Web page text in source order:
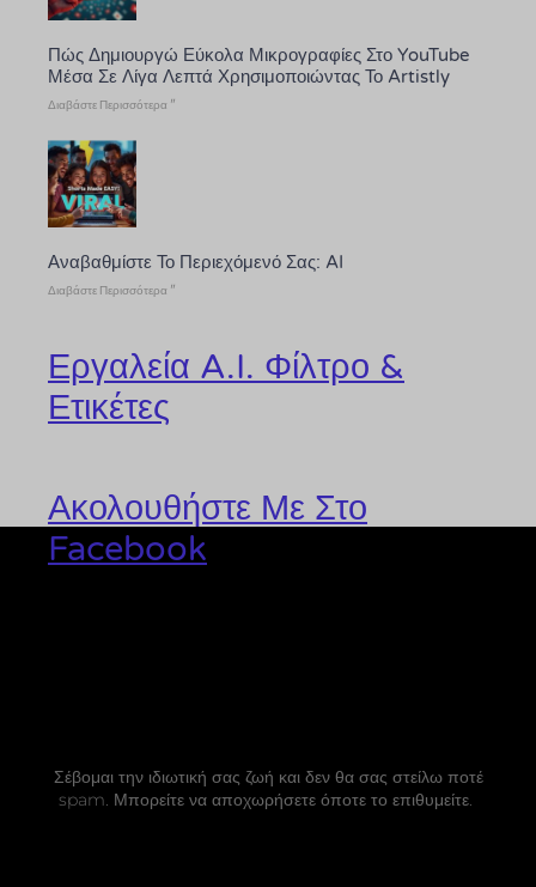
Πώς Δημιουργώ Εύκολα Μικρογραφίες Στο YouTube
Μέσα Σε Λίγα Λεπτά Χρησιμοποιώντας Το Artistly
Διαβάστε Περισσότερα "
Αναβαθμίστε Το Περιεχόμενό Σας: AI
Διαβάστε Περισσότερα "
Εργαλεία A.I. Φίλτρο &
Ετικέτες
Ακολουθήστε Με Στο
Facebook
Σέβομαι την ιδιωτική σας ζωή και δεν θα σας στείλω ποτέ
spam. Μπορείτε να αποχωρήσετε όποτε το επιθυμείτε.